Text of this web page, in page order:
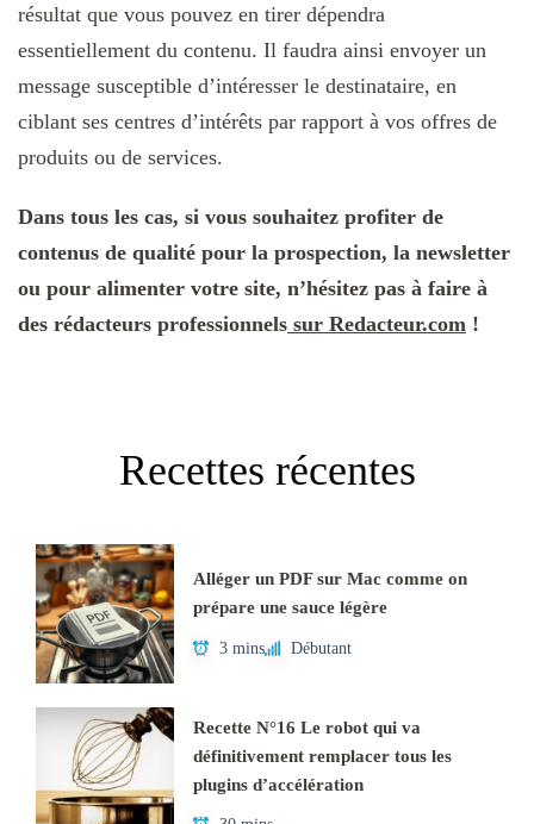
résultat que vous pouvez en tirer dépendra
essentiellement du contenu. Il faudra ainsi envoyer un
message susceptible d’intéresser le destinataire, en
ciblant ses centres d’intérêts par rapport à vos offres de
produits ou de services.
Dans tous les cas, si vous souhaitez profiter de
contenus de qualité pour la prospection, la newsletter
ou pour alimenter votre site, n’hésitez pas à faire à
des rédacteurs professionnels sur Redacteur.com !
Recettes récentes
Alléger un PDF sur Mac comme on
prépare une sauce légère
3 mins Débutant
Recette N°16 Le robot qui va
définitivement remplacer tous les
plugins d’accélération